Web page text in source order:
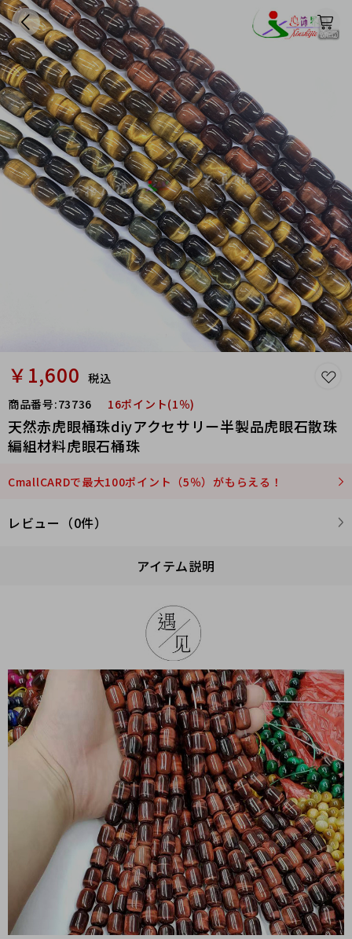
￥1,600 税込
商品番号:73736 16ポイント(1％)
天然赤虎眼桶珠diyアクセサリー半製品虎眼石散珠
編組材料虎眼石桶珠
CmallCARDで最大100ポイント（5％）がもらえる！
レビュー（0件）
アイテム説明